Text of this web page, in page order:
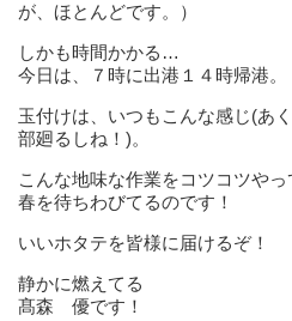
が、ほとんどです。）
しかも時間かかる…
今日は、７時に出港１４時帰港。
玉付けは、いつもこんな感じ(あ
部廻るしね！)。
こんな地味な作業をコツコツやっ
春を待ちわびてるのです！
いいホタテを皆様に届けるぞ！
静かに燃えてる
髙森 優です！